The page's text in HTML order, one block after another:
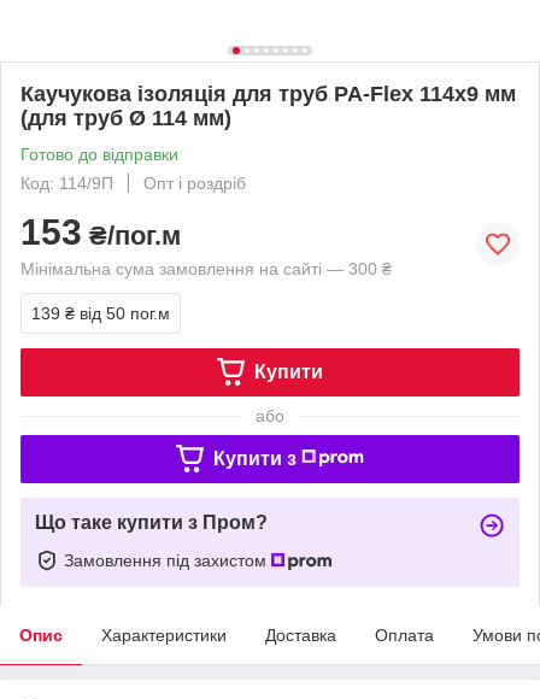
Каучукова ізоляція для труб PA-Flex 114х9 мм
(для труб Ø 114 мм)
Готово до відправки
Код: 114/9П
Опт і роздріб
153 ₴/пог.м
Мінімальна сума замовлення на сайті — 300 ₴
139 ₴ від 50 пог.м
Купити
або
Купити з
Що таке купити з Пром?
Замовлення під захистом
Опис Характеристики Доставка Оплата Умови